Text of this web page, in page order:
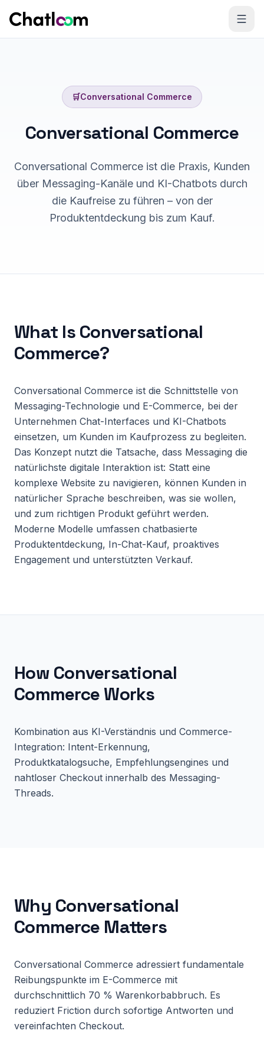
🛒Conversational Commerce
Conversational Commerce
Conversational Commerce ist die Praxis, Kunden
über Messaging-Kanäle und KI-Chatbots durch
die Kaufreise zu führen – von der
Produktentdeckung bis zum Kauf.
What Is Conversational
Commerce?
Conversational Commerce ist die Schnittstelle von
Messaging-Technologie und E-Commerce, bei der
Unternehmen Chat-Interfaces und KI-Chatbots
einsetzen, um Kunden im Kaufprozess zu begleiten.
Das Konzept nutzt die Tatsache, dass Messaging die
natürlichste digitale Interaktion ist: Statt eine
komplexe Website zu navigieren, können Kunden in
natürlicher Sprache beschreiben, was sie wollen,
und zum richtigen Produkt geführt werden.
Moderne Modelle umfassen chatbasierte
Produktentdeckung, In-Chat-Kauf, proaktives
Engagement und unterstützten Verkauf.
How Conversational
Commerce Works
Kombination aus KI-Verständnis und Commerce-
Integration: Intent-Erkennung,
Produktkatalogsuche, Empfehlungsengines und
nahtloser Checkout innerhalb des Messaging-
Threads.
Why Conversational
Commerce Matters
Conversational Commerce adressiert fundamentale
Reibungspunkte im E-Commerce mit
durchschnittlich 70 % Warenkorbabbruch. Es
reduziert Friction durch sofortige Antworten und
vereinfachten Checkout.